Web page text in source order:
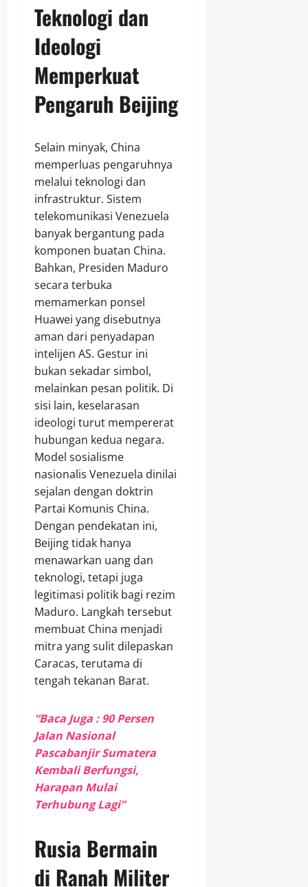
Teknologi dan
Ideologi
Memperkuat
Pengaruh Beijing
Selain minyak, China
memperluas pengaruhnya
melalui teknologi dan
infrastruktur. Sistem
telekomunikasi Venezuela
banyak bergantung pada
komponen buatan China.
Bahkan, Presiden Maduro
secara terbuka
memamerkan ponsel
Huawei yang disebutnya
aman dari penyadapan
intelijen AS. Gestur ini
bukan sekadar simbol,
melainkan pesan politik. Di
sisi lain, keselarasan
ideologi turut mempererat
hubungan kedua negara.
Model sosialisme
nasionalis Venezuela dinilai
sejalan dengan doktrin
Partai Komunis China.
Dengan pendekatan ini,
Beijing tidak hanya
menawarkan uang dan
teknologi, tetapi juga
legitimasi politik bagi rezim
Maduro. Langkah tersebut
membuat China menjadi
mitra yang sulit dilepaskan
Caracas, terutama di
tengah tekanan Barat.
“Baca Juga : 90 Persen
Jalan Nasional
Pascabanjir Sumatera
Kembali Berfungsi,
Harapan Mulai
Terhubung Lagi”
Rusia Bermain
di Ranah Militer